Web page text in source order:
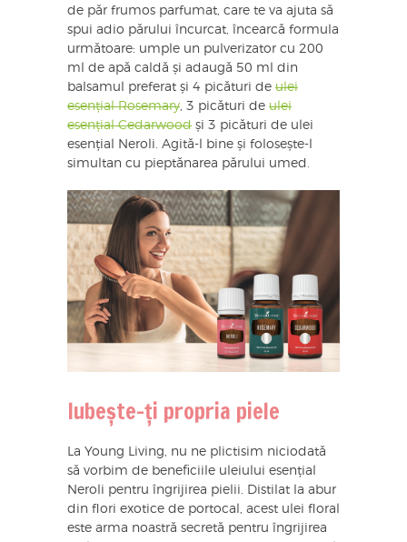
de păr frumos parfumat, care te va ajuta să
spui adio părului încurcat, încearcă formula
următoare: umple un pulverizator cu 200
ml de apă caldă și adaugă 50 ml din
balsamul preferat și 4 picături de ulei
esențial Rosemary, 3 picături de ulei
esențial Cedarwood și 3 picături de ulei
esențial Neroli. Agită-l bine și folosește-l
simultan cu pieptănarea părului umed.
Iubește-ți propria piele
La Young Living, nu ne plictisim niciodată
să vorbim de beneficiile uleiului esențial
Neroli pentru îngrijirea pielii. Distilat la abur
din flori exotice de portocal, acest ulei floral
este arma noastră secretă pentru îngrijirea